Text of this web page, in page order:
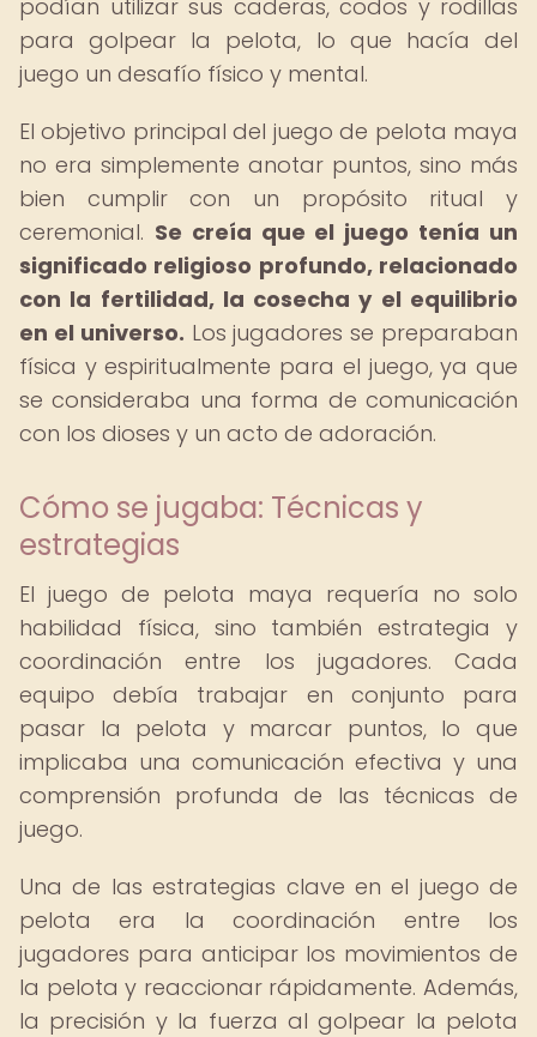
podían utilizar sus caderas, codos y rodillas
para golpear la pelota, lo que hacía del
juego un desafío físico y mental.
El objetivo principal del juego de pelota maya
no era simplemente anotar puntos, sino más
bien cumplir con un propósito ritual y
ceremonial. Se creía que el juego tenía un
significado religioso profundo, relacionado
con la fertilidad, la cosecha y el equilibrio
en el universo. Los jugadores se preparaban
física y espiritualmente para el juego, ya que
se consideraba una forma de comunicación
con los dioses y un acto de adoración.
Cómo se jugaba: Técnicas y
estrategias
El juego de pelota maya requería no solo
habilidad física, sino también estrategia y
coordinación entre los jugadores. Cada
equipo debía trabajar en conjunto para
pasar la pelota y marcar puntos, lo que
implicaba una comunicación efectiva y una
comprensión profunda de las técnicas de
juego.
Una de las estrategias clave en el juego de
pelota era la coordinación entre los
jugadores para anticipar los movimientos de
la pelota y reaccionar rápidamente. Además,
la precisión y la fuerza al golpear la pelota